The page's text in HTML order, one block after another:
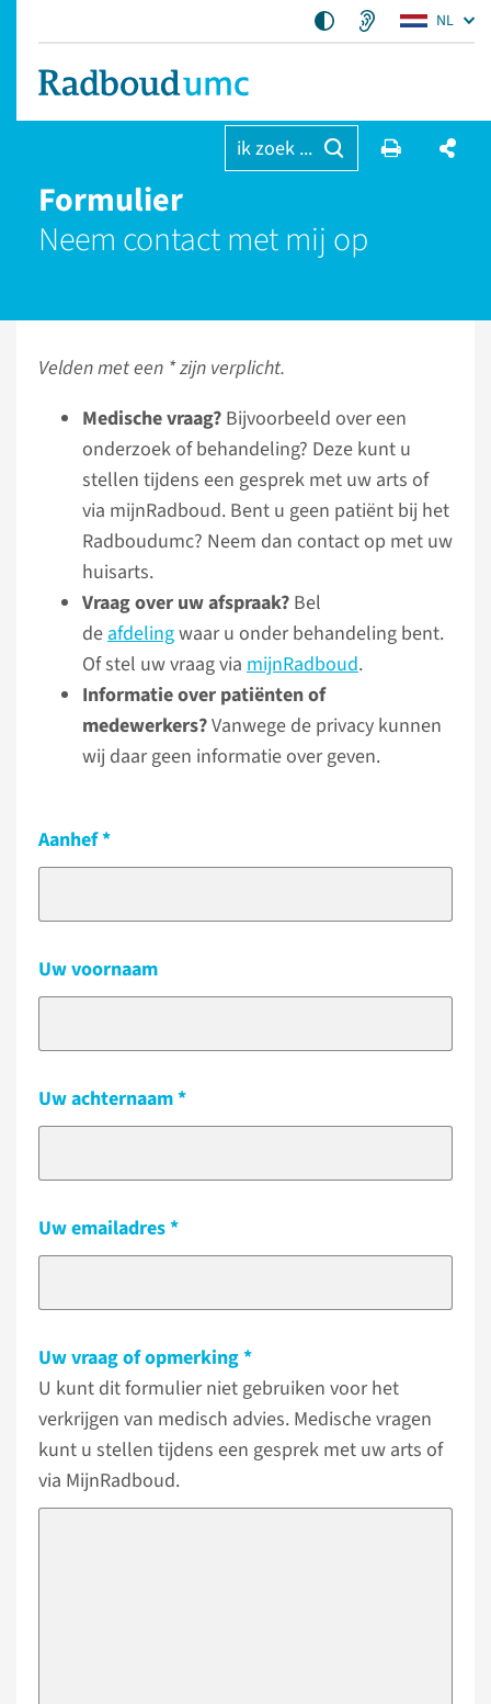
NL
ik zoek ...
Formulier
Neem contact met mij op
Velden met een * zijn verplicht.
Medische vraag? Bijvoorbeeld over een
onderzoek of behandeling? Deze kunt u
stellen tijdens een gesprek met uw arts of
via mijnRadboud. Bent u geen patiënt bij het
Radboudumc? Neem dan contact op met uw
huisarts.
Vraag over uw afspraak? Bel
deafdelingwaar u onder behandeling bent.
Of stel uw vraag via mijnRadboud.
Informatie over patiënten of
medewerkers?Vanwege de privacy kunnen
wij daar geen informatie over geven.
Aanhef
Uw voornaam
Uw achternaam
Uw emailadres
Uw vraag of opmerking
U kunt dit formulier niet gebruiken voor het
verkrijgen van medisch advies. Medische vragen
kunt u stellen tijdens een gesprek met uw arts of
via MijnRadboud.